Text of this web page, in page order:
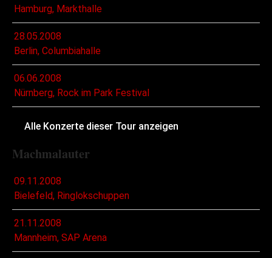
Hamburg, Markthalle
28.05.2008
Berlin, Columbiahalle
06.06.2008
Nürnberg, Rock im Park Festival
Alle Konzerte dieser Tour anzeigen
Machmalauter
09.11.2008
Bielefeld, Ringlokschuppen
21.11.2008
Mannheim, SAP Arena